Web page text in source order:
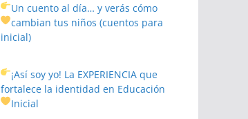
Un cuento al día… y verás cómo
cambian tus niños(cuentos para
inicial)
¡Así soy yo! La EXPERIENCIA que
fortalece la identidad en Educación
Inicial